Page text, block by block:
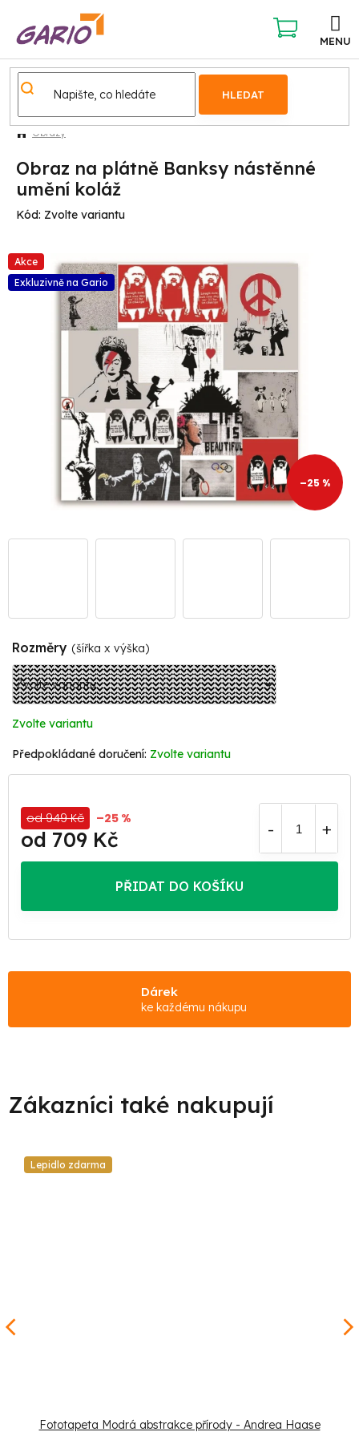
obsah
HLEDAT
NÁKUPNÍ
KOŠÍK
Obrazy
Obraz na plátně Banksy nástěnné
umění koláž
Kód: Zvolte variantu
Akce
Exkluzivně na Gario
–25 %
Rozměry (šířka x výška)
Zvolte variantu
Zvolte variantu
od 949 Kč –25 %
od 709 Kč
PŘIDAT DO KOŠÍKU
Dárek
ke každému nákupu
Lepidlo zdarma
Fototapeta Modrá abstrakce přírody - Andrea Haase